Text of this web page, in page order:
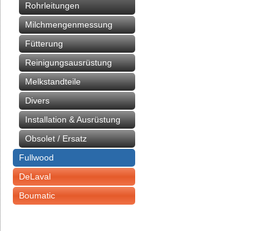
Rohrleitungen
Milchmengenmessung
Fütterung
Reinigungsausrüstung
Melkstandteile
Divers
Installation & Ausrüstung
Obsolet / Ersatz
Fullwood
DeLaval
Boumatic